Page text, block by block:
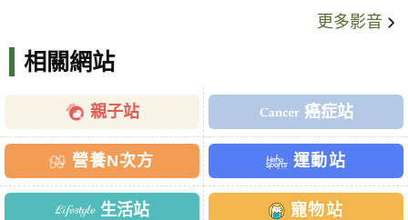
更多影音
相關網站
親子站 癌症站
營養N次方 運動站
生活站 寵物站